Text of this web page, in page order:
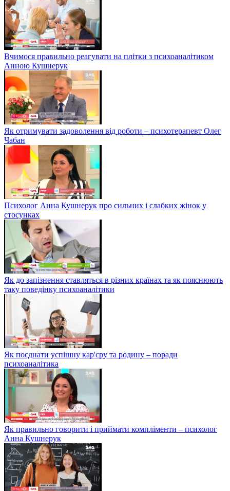
Вчимося правильно реагувати на плітки з психоаналітиком
Анною Кушнерук
Як отримувати задоволення від роботи – психотерапевт Олег
Чабан
Психолог Анна Кушнерук про сильних і слабких жінок у
стосунках
Як до запізнення ставляться в різних країнах та як пояснюють
таку поведінку психоаналітики
Як поєднати успішну кар'єру та родину – поради
психоаналітика
Як правильно говорити і приймати компліменти – психолог
Анна Кушнерук